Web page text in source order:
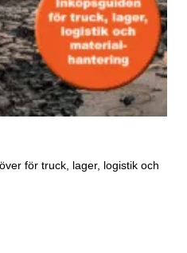
för truck, lager, logistik och